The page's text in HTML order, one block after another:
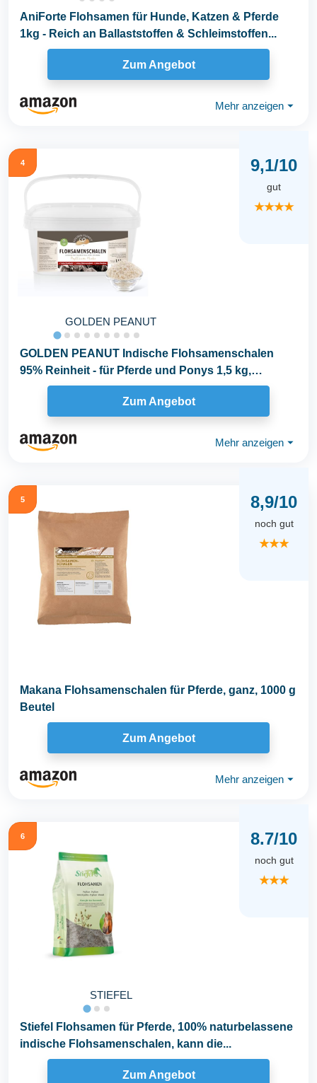
AniForte Flohsamen für Hunde, Katzen & Pferde
1kg - Reich an Ballaststoffen & Schleimstoffen...
Zum Angebot
Mehr anzeigen ⏷
4
GOLDEN PEANUT
9,1/10
gut
★★★★
GOLDEN PEANUT Indische Flohsamenschalen
95% Reinheit - für Pferde und Ponys 1,5 kg,
Darmsanierung...
Zum Angebot
Mehr anzeigen ⏷
5 8,9/10
noch gut
★★★
Makana Flohsamenschalen für Pferde, ganz, 1000 g
Beutel
Zum Angebot
Mehr anzeigen ⏷
6
STIEFEL
8.7/10
noch gut
★★★
Stiefel Flohsamen für Pferde, 100% naturbelassene
indische Flohsamenschalen, kann die...
Zum Angebot